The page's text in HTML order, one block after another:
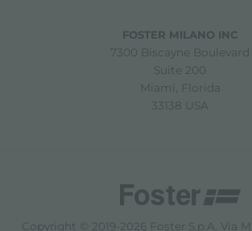
FOSTER MILANO INC
7300 Biscayne Boulevard
Suite 200
Miami, Florida
33138 USA
Copyright © 2019-2026 Foster S.p.A. Via